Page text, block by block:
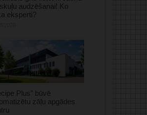
audzēšanai! Ko
eksperti?
Plus” būvē
zāļu apgādes